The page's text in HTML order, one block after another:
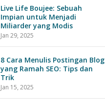
Live Life Boujee: Sebuah
Impian untuk Menjadi
Miliarder yang Modis
Jan 29, 2025
8 Cara Menulis Postingan Blog
yang Ramah SEO: Tips dan
Trik
Jan 15, 2025